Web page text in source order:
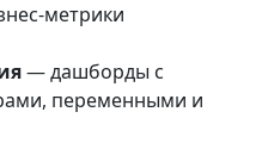
метрики
— дашборды с
переменными и